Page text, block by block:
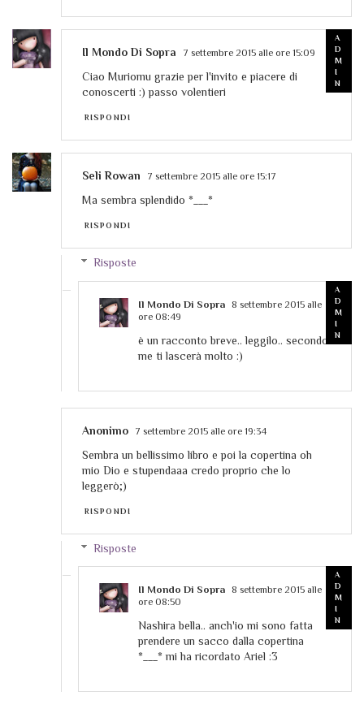
Il Mondo Di Sopra 7 settembre 2015 alle ore 15:09
Ciao Muriomu grazie per l'invito e piacere di
conoscerti :) passo volentieri
RISPONDI
Seli Rowan 7 settembre 2015 alle ore 15:17
Ma sembra splendido *___*
RISPONDI
Risposte
Il Mondo Di Sopra
8 settembre 2015 alle
ore 08:49
è un racconto breve.. leggilo.. secondo
me ti lascerà molto :)
Anonimo 7 settembre 2015 alle ore 19:34
Sembra un bellissimo libro e poi la copertina oh
mio Dio e stupendaaa credo proprio che lo
leggerò;)
RISPONDI
Risposte
Il Mondo Di Sopra
8 settembre 2015 alle
ore 08:50
Nashira bella.. anch'io mi sono fatta
prendere un sacco dalla copertina
*___* mi ha ricordato Ariel :3